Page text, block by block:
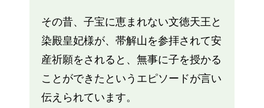
その昔、子宝に恵まれない文徳天王と
染殿皇妃様が、帯解山を参拝されて安
産祈願をされると、無事に子を授かる
ことができたというエピソードが言い
伝えられています。